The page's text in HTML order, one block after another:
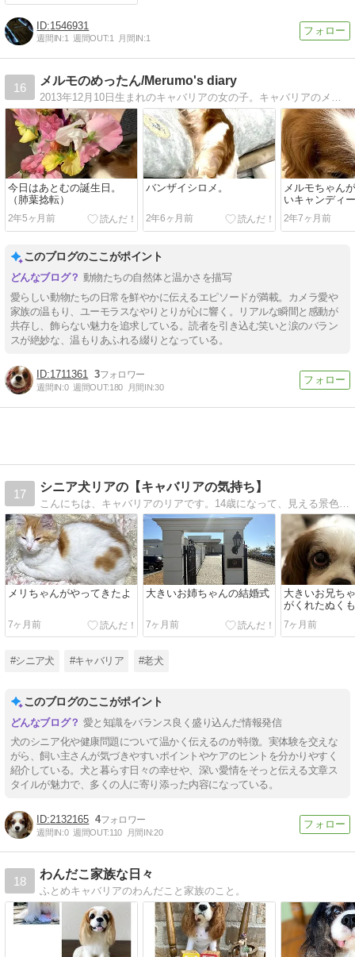
1546931
週間IN:1 週間OUT:1 月間IN:1
16
メルモのめったん/Merumo's diary
今日はあとむの誕生日。
（肺葉捻転）
2年5ヶ月前
バンザイシロメ。
2年6ヶ月前
メルモちゃん
いキャンディー
2年7ヶ月前
このブログのここがポイント
動物たちの自然体と温かさを描写
愛らしい動物たちの日常を鮮やかに伝えるエピソードが満載。カメラ愛や
家族の温もり、ユーモラスなやりとりが心に響く。リアルな瞬間と感動が
共存し、飾らない魅力を追求している。読者を引き込む笑いと涙のバラン
スが絶妙な、温もりあふれる綴りとなっている。
1711361 3
週間IN:0 週間OUT:180 月間IN:30
17
シニア犬リアの【キャバリアの気持ち】
こんにちは、キャバリアのリアです。14歳になって、見える景色も感じ方も少しずつ変わってきたけど、家族と過ごす毎日は今も特別。伝えたい気持ちが胸にたくさんあって、こうして言葉に残すことにしました。
メリちゃんがやってきたよ
7ヶ月前
大きいお姉ちゃんの結婚式
7ヶ月前
大きいお兄ち
がくれたぬく
7ヶ月前
#シニア犬 #キャバリア #老犬
このブログのここがポイント
愛と知識をバランス良く盛り込んだ情報発信
犬のシニア化や健康問題について温かく伝えるのが特徴。実体験を交えな
がら、飼い主さんが気づきやすいポイントやケアのヒントを分かりやすく
紹介している。犬と暮らす日々の幸せや、深い愛情をそっと伝える文章ス
タイルが魅力で、多くの人に寄り添った内容になっている。
2132165 4
週間IN:0 週間OUT:110 月間IN:20
18
わんだこ家族な日々
ふとめキャバリアのわんだこと家族のこと。